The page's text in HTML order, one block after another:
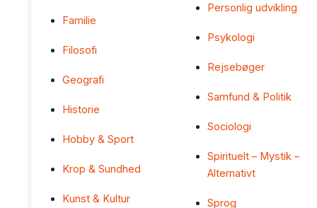
Familie
Filosofi
Geografi
Historie
Hobby & Sport
Krop & Sundhed
Kunst & Kultur
Personlig udvikling
Psykologi
Rejsebøger
Samfund & Politik
Sociologi
Spirituelt – Mystik –
Alternativt
Sprog